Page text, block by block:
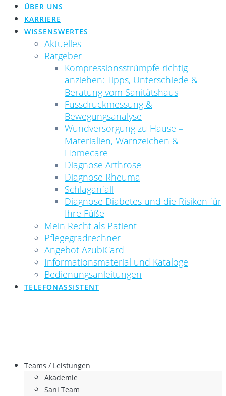
ÜBER UNS
KARRIERE
WISSENSWERTES
Aktuelles
Ratgeber
Kompressionsstrümpfe richtig
anziehen: Tipps, Unterschiede &
Beratung vom Sanitätshaus
Fussdruckmessung &
Bewegungsanalyse
Wundversorgung zu Hause –
Materialien, Warnzeichen &
Homecare
Diagnose Arthrose
Diagnose Rheuma
Schlaganfall
Diagnose Diabetes und die Risiken für
Ihre Füße
Mein Recht als Patient
Pflegegradrechner
Angebot AzubiCard
Informationsmaterial und Kataloge
Bedienungsanleitungen
TELEFONASSISTENT
Teams / Leistungen
Akademie
Sani Team